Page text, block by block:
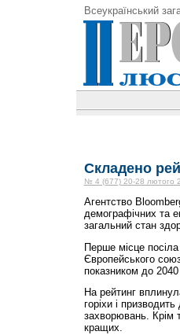
Всеукраїнський
Складено
№ 4 (677) 20-28 лютого
Агентство
демографічних та
загальний стан
Перше місце
Європейського
показником до 2040
На рейтинг
горіхи і
захворювань. Крім
кращих.